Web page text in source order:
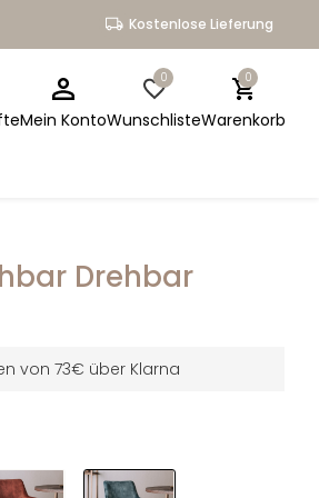
Kostenlose Lieferung
Mein Konto
0
Wunschliste
0
Warenkorb
Drehbar
von 73€ über Klarna